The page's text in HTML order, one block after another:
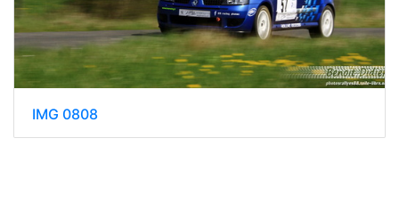
IMG 0808